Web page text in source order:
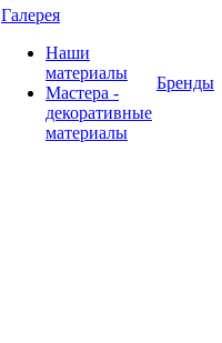
Галерея
Наши
материалы
Мастера -
декоративные
материалы
Бренды